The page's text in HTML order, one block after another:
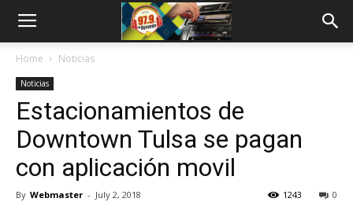
Home Noticias
Noticias
Estacionamientos de
Downtown Tulsa se pagan
con aplicación movil
By Webmaster - July 2, 2018 0
1243